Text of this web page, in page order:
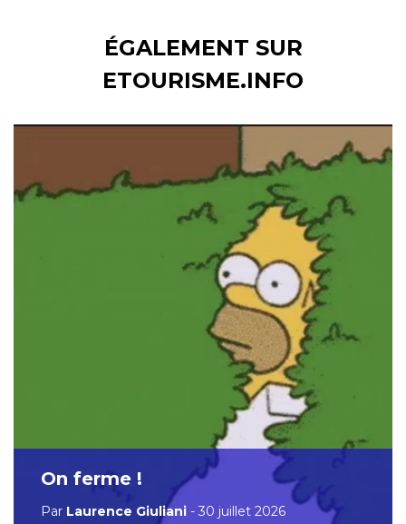
ÉGALEMENT SUR
ETOURISME.INFO
On ferme !
Par Laurence Giuliani - 30 juillet 2026